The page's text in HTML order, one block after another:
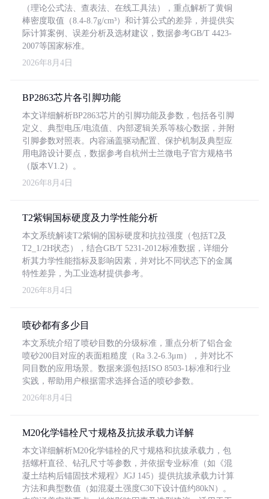
（理论公式法、查表法、在线工具法），重点解析了黄铜
棒密度取值（8.4-8.7g/cm³）和计算公式的差异，并提供实
际计算案例、误差分析及选材建议，数据参考GB/T 4423-
2007等国家标准。
2026年8月4日
BP2863芯片各引脚功能
本文详细解析BP2863芯片的引脚功能及参数，包括各引脚
定义、典型电压/电流值、内部逻辑关系等核心数据，并附
引脚参数对照表。内容涵盖驱动配置、保护机制及典型应
用电路设计要点，数据参考自杭州士兰微电子官方规格书
（版本V1.2）。
2026年8月4日
T2紫铜国标硬度及力学性能分析
本文系统解读T2紫铜的国标硬度和抗拉强度（包括T2及
T2_1/2H状态），结合GB/T 5231-2012标准数据，详细分
析其力学性能指标及影响因素，并对比不同状态下的金属
特性差异，为工业选材提供参考。
2026年8月4日
喷砂都有多少目
本文系统介绍了喷砂目数的分级标准，重点分析了铝合金
喷砂200目对应的表面粗糙度（Ra 3.2-6.3μm），并对比不
同目数的应用场景。数据来源包括ISO 8503-1标准和行业
实践，帮助用户根据需求选择合适的喷砂参数。
2026年8月4日
M20化学锚栓尺寸规格及抗拔承载力详解
本文详细解析M20化学锚栓的尺寸规格和抗拔承载力，包
括螺杆直径、钻孔尺寸等参数，并依据专业标准（如《混
凝土结构后锚固技术规程》JGJ 145）提供抗拔承载力计算
方法和典型数值（如混凝土强度C30下设计值约80kN）。